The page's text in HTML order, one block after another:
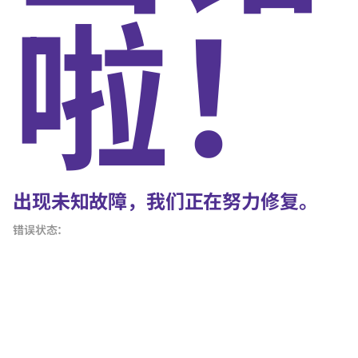
啦！
出现未知故障，我们正在努力修复。
错误状态：